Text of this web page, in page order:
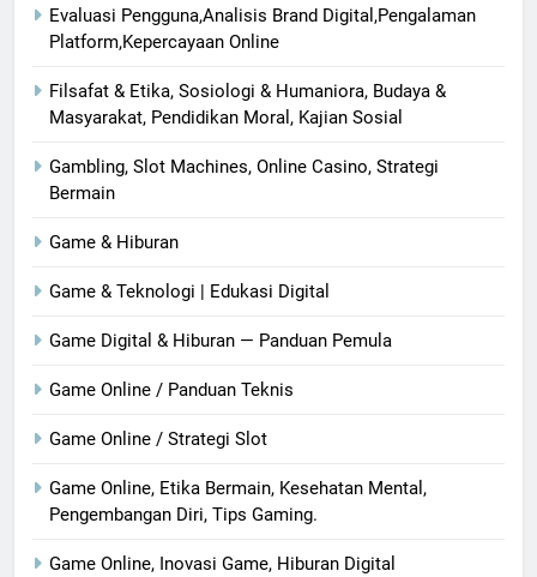
Evaluasi Pengguna,Analisis Brand Digital,Pengalaman
Platform,Kepercayaan Online
Filsafat & Etika, Sosiologi & Humaniora, Budaya &
Masyarakat, Pendidikan Moral, Kajian Sosial
Gambling, Slot Machines, Online Casino, Strategi
Bermain
Game & Hiburan
Game & Teknologi | Edukasi Digital
Game Digital & Hiburan — Panduan Pemula
Game Online / Panduan Teknis
Game Online / Strategi Slot
Game Online, Etika Bermain, Kesehatan Mental,
Pengembangan Diri, Tips Gaming.
Game Online, Inovasi Game, Hiburan Digital